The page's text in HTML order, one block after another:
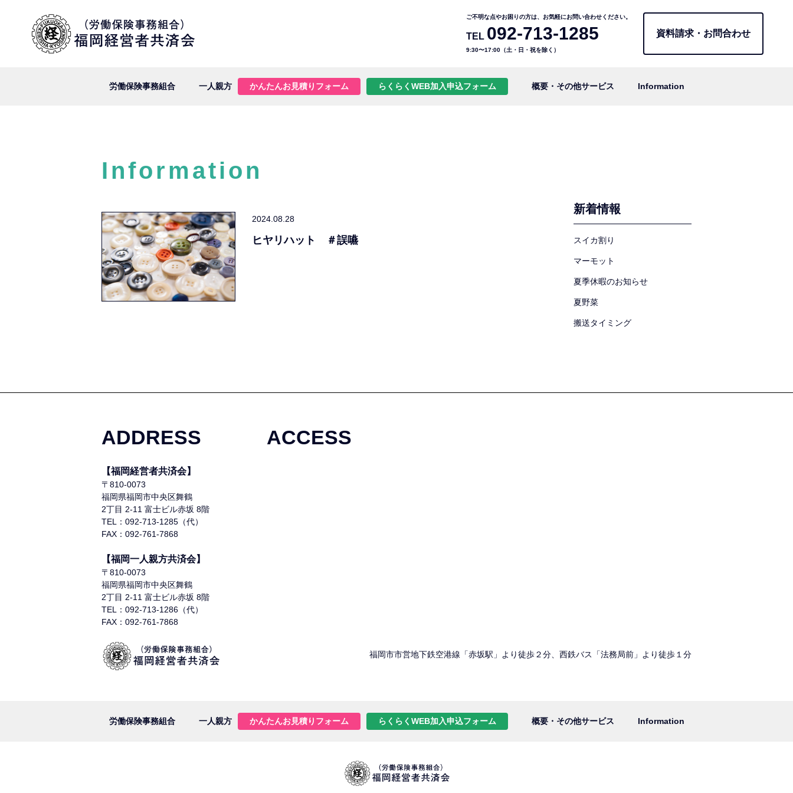
ご不明な点やお困りの方は、お気軽にお問い合わせください。
TEL 092-713-1285
9:30〜17:00（土・日・祝を除く）
資料請求・お問合わせ
労働保険事務組合 一人親方 かんたんお見積りフォーム らくらくWEB加入申込フォーム 概要・その他サービス Information
Information
2024.08.28
ヒヤリハット ＃誤嚥
新着情報
スイカ割り
マーモット
夏季休暇のお知らせ
夏野菜
搬送タイミング
ADDRESS
【福岡経営者共済会】
〒810-0073
福岡県福岡市中央区舞鶴
2丁目 2-11 富士ビル赤坂 8階
TEL：092-713-1285（代）
FAX：092-761-7868
【福岡一人親方共済会】
〒810-0073
福岡県福岡市中央区舞鶴
2丁目 2-11 富士ビル赤坂 8階
TEL：092-713-1286（代）
FAX：092-761-7868
ACCESS
福岡市市営地下鉄空港線「赤坂駅」より徒歩２分、西鉄バス「法務局前」より徒歩１分
労働保険事務組合 一人親方 かんたんお見積りフォーム らくらくWEB加入申込フォーム 概要・その他サービス Information